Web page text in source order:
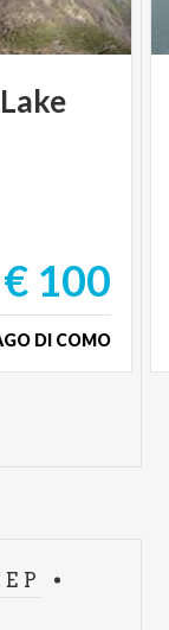
Lake
€ 100
DI COMO